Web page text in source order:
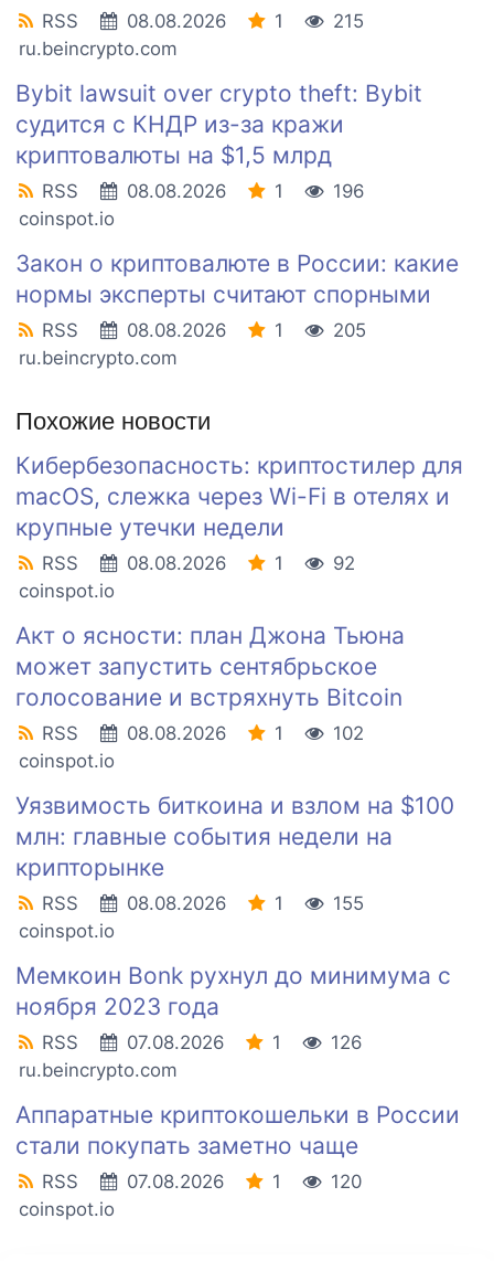
RSS 08.08.2026 1
215
ru.beincrypto.com
Bybit lawsuit over crypto theft: Bybit
судится с КНДР из-за кражи
криптовалюты на $1,5 млрд
RSS 08.08.2026 1
196
coinspot.io
Закон о криптовалюте в России: какие
нормы эксперты считают спорными
RSS 08.08.2026 1
205
ru.beincrypto.com
Похожие новости
Кибербезопасность: криптостилер для
macOS, слежка через Wi-Fi в отелях и
крупные утечки недели
RSS 08.08.2026 1
92
coinspot.io
Акт о ясности: план Джона Тьюна
может запустить сентябрьское
голосование и встряхнуть Bitcoin
RSS 08.08.2026 1
102
coinspot.io
Уязвимость биткоина и взлом на $100
млн: главные события недели на
крипторынке
RSS 08.08.2026 1
155
coinspot.io
Мемкоин Bonk рухнул до минимума с
ноября 2023 года
RSS 07.08.2026 1
126
ru.beincrypto.com
Аппаратные криптокошельки в России
стали покупать заметно чаще
RSS 07.08.2026 1
120
coinspot.io